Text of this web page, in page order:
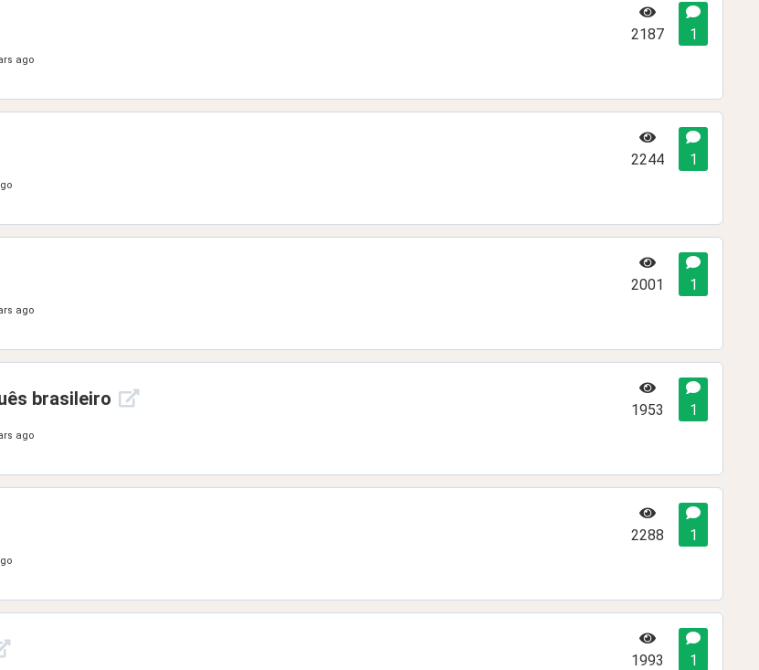
2187
1
ago
2244
1
2001
1
ago
brasileiro
1953
1
ago
2288
1
1993
1